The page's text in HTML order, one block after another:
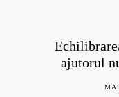
ajutorul